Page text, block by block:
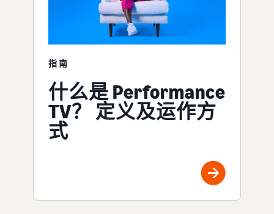
指南
什么是 Performance
TV？ 定义及运作方
式